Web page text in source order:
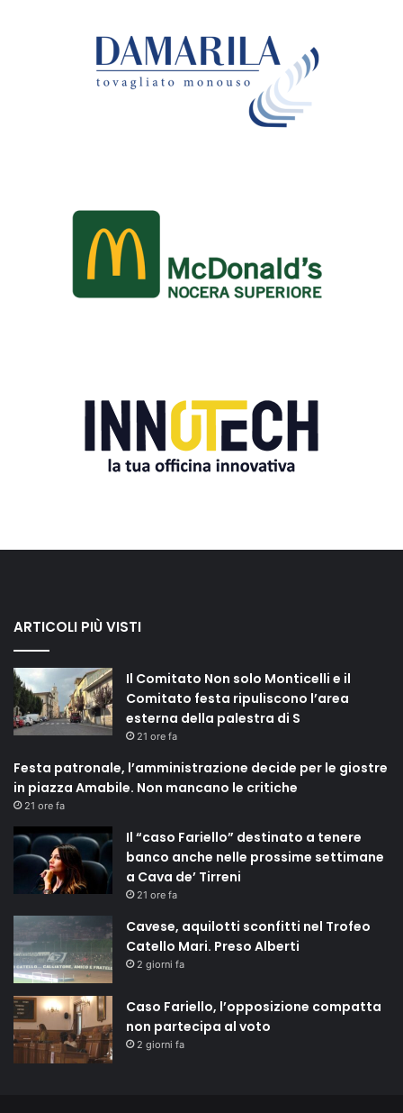
ARTICOLI PIÙ VISTI
Il Comitato Non solo Monticelli e il
Comitato festa ripuliscono l’area
esterna della palestra di S
21 ore fa
Festa patronale, l’amministrazione decide per le giostre
in piazza Amabile. Non mancano le critiche
21 ore fa
Il “caso Fariello” destinato a tenere
banco anche nelle prossime settimane
a Cava de’ Tirreni
21 ore fa
Cavese, aquilotti sconfitti nel Trofeo
Catello Mari. Preso Alberti
2 giorni fa
Caso Fariello, l’opposizione compatta
non partecipa al voto
2 giorni fa